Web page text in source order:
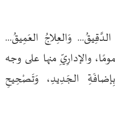
وَالعِلاجُ العَمِيقُ…
والإدارِيِّ منها على وجه
الـجَدِيدِ، وَتَصْحِيحِ